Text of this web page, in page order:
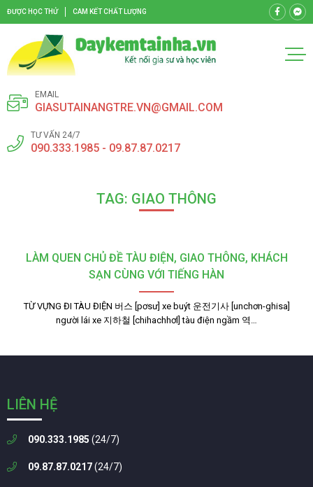
ĐƯỢC HỌC THỬ CAM KẾT CHẤT LƯỢNG
EMAIL
GIASUTAINANGTRE.VN@GMAIL.COM
TƯ VẤN 24/7
090.333.1985 - 09.87.87.0217
TAG: GIAO THÔNG
LÀM QUEN CHỦ ĐỀ TÀU ĐIỆN, GIAO THÔNG, KHÁCH
SẠN CÙNG VỚI TIẾNG HÀN
TỪ VỰNG ĐI TÀU ĐIỆN 버스 [pơsư] xe buýt 운전기사 [unchơn-ghisa]
người lái xe 지하철 [chihachhơl] tàu điện ngầm 역…
LIÊN HỆ
090.333.1985 (24/7)
09.87.87.0217(24/7)